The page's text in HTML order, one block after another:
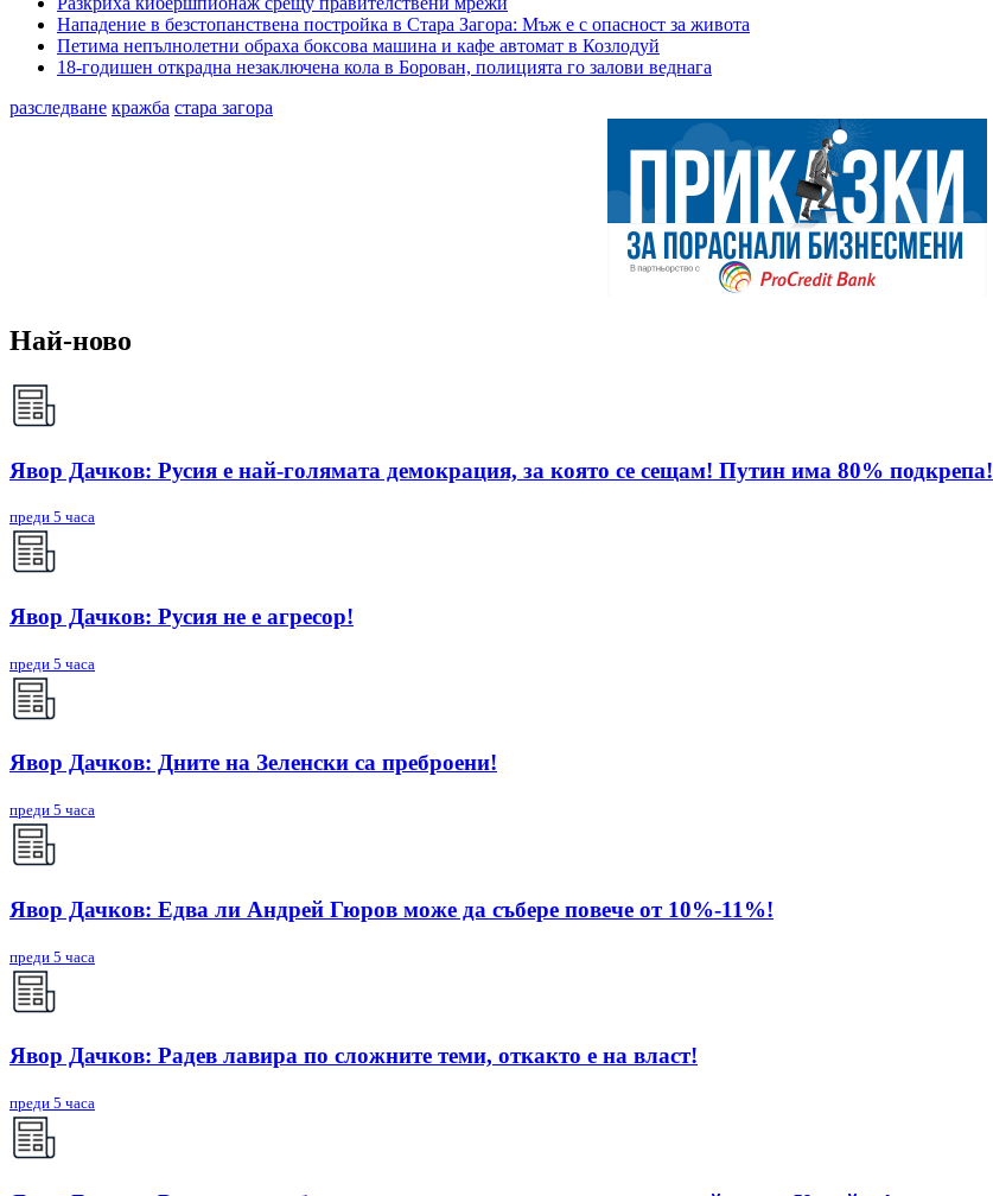
Нападение в безстопанствена постройка в Стара Загора: Мъж е с опасност за живота
Петима непълнолетни обраха боксова машина и кафе автомат в Козлодуй
18-годишен открадна незаключена кола в Борован, полицията го залови веднага
разследване кражба стара загора
Най-ново
Явор Дачков: Русия е най-голямата демокрация, за която се сещам! Путин има 80% подкрепа!
преди 5 часа
Явор Дачков: Русия не е агресор!
преди 5 часа
Явор Дачков: Дните на Зеленски са преброени!
преди 5 часа
Явор Дачков: Едва ли Андрей Гюров може да събере повече от 10%-11%!
преди 5 часа
Явор Дачков: Радев лавира по сложните теми, откакто е на власт!
преди 5 часа